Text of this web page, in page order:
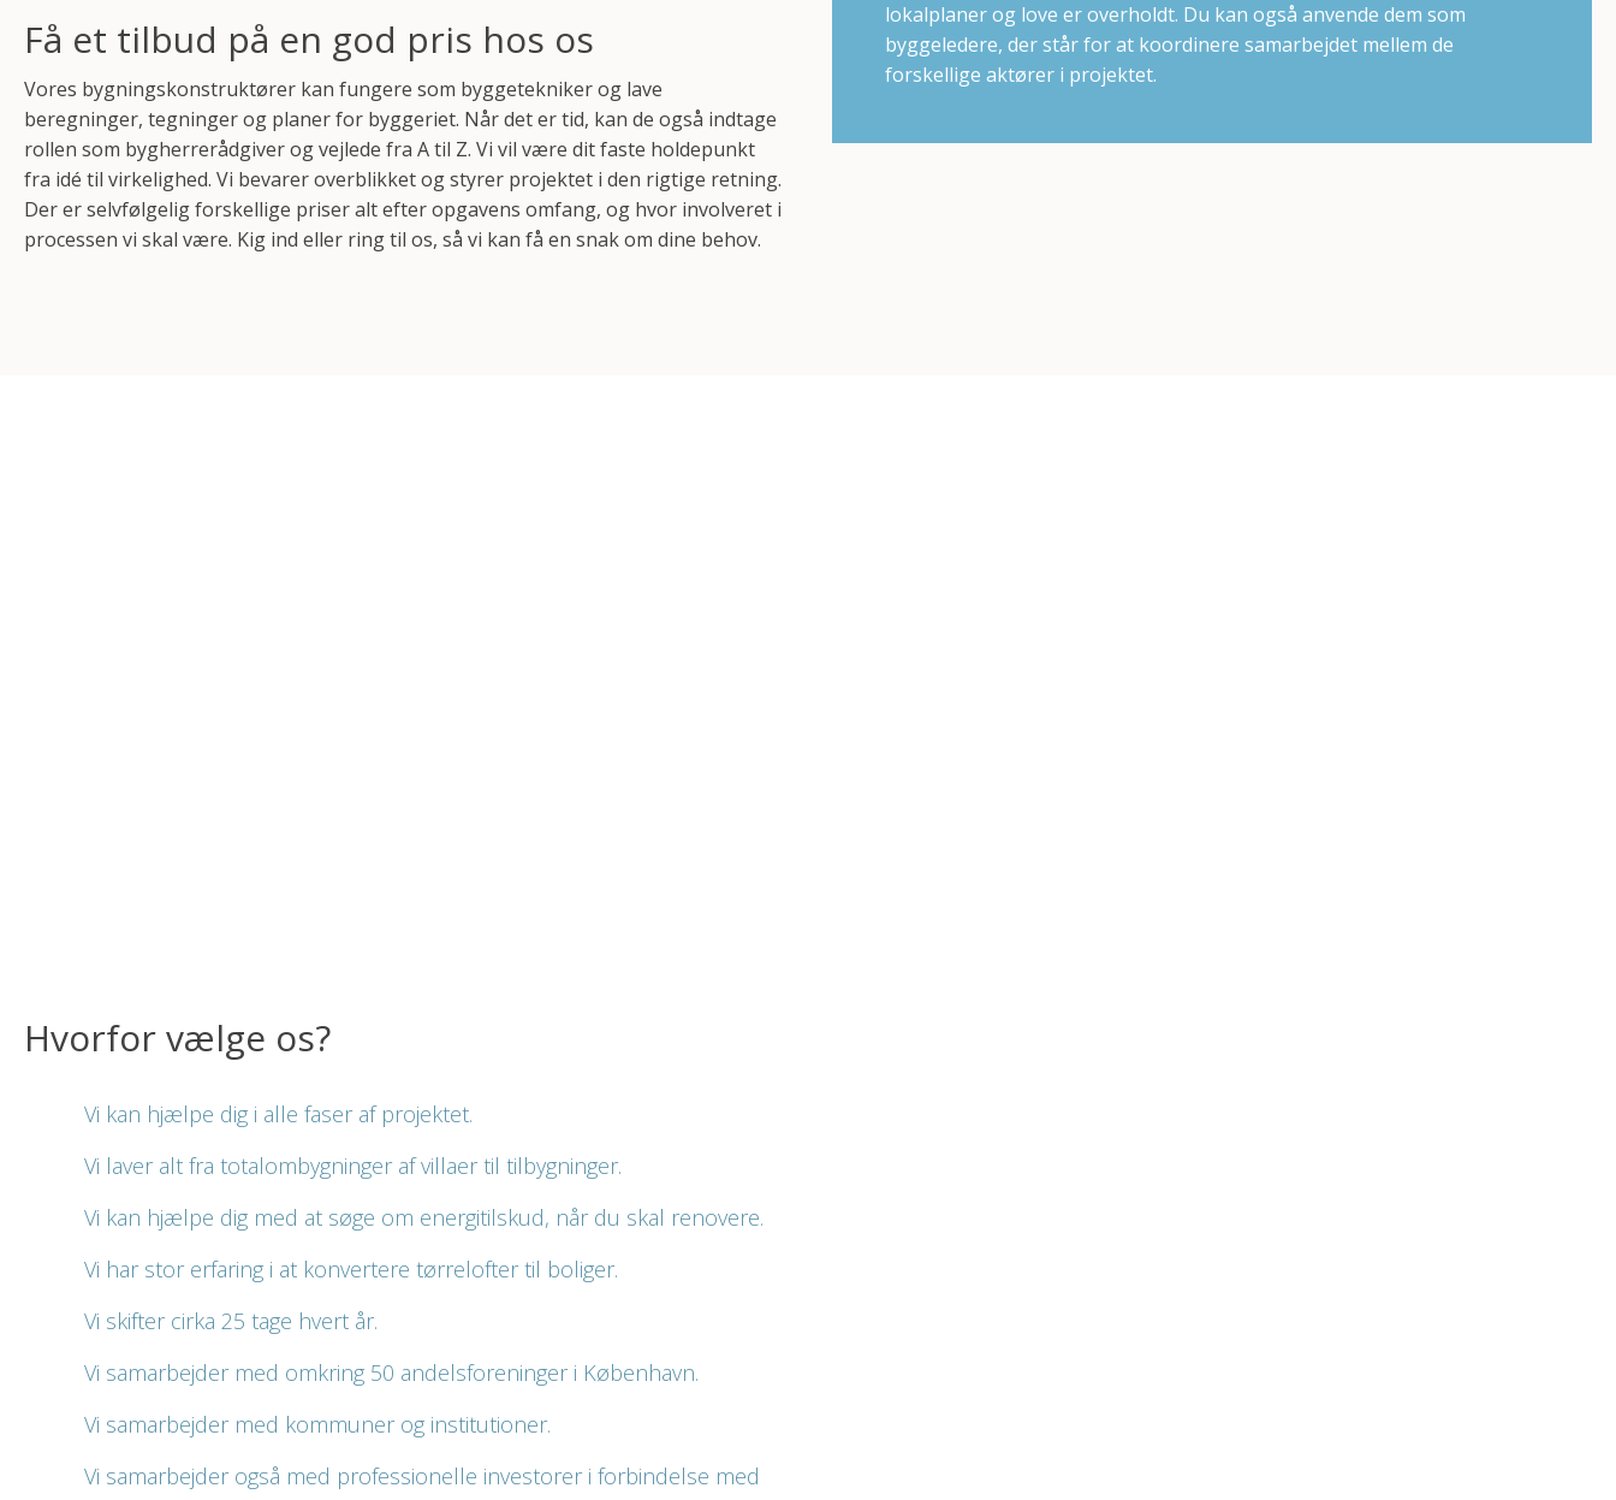
Få et tilbud på en god pris hos os
Vores bygningskonstruktører kan fungere som byggetekniker og lave
beregninger, tegninger og planer for byggeriet. Når det er tid, kan de også indtage
rollen som bygherrerådgiver og vejlede fra A til Z. Vi vil være dit faste holdepunkt
fra idé til virkelighed. Vi bevarer overblikket og styrer projektet i den rigtige retning.
Der er selvfølgelig forskellige priser alt efter opgavens omfang, og hvor involveret i
processen vi skal være. Kig ind eller ring til os, så vi kan få en snak om dine behov.
lokalplaner og love er overholdt. Du kan også anvende dem som
byggeledere, der står for at koordinere samarbejdet mellem de
forskellige aktører i projektet.
Hvorfor vælge os?​
Vi kan hjælpe dig i alle faser af projektet.
Vi laver alt fra totalombygninger af villaer til tilbygninger.
Vi kan hjælpe dig med at søge om energitilskud, når du skal renovere.
Vi har stor erfaring i at konvertere tørrelofter til boliger.
Vi skifter cirka 25 tage hvert år.
Vi samarbejder med omkring 50 andelsforeninger i København.
Vi samarbejder med kommuner og institutioner.
Vi samarbejder også med professionelle investorer i forbindelse med